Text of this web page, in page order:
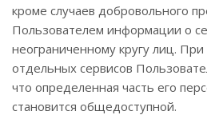
кроме случаев добровольного
Пользователем информации о
неограниченному кругу лиц.
отдельных сервисов
что определенная часть его
становится общедоступной.